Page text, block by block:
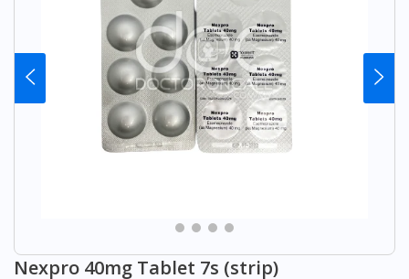
Nexpro 40mg Tablet 7s (strip)